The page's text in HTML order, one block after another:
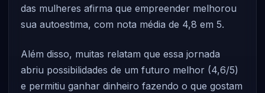
das mulheres afirma que empreender melhorou
sua autoestima, com nota média de 4,8 em 5.
Além disso, muitas relatam que essa jornada
abriu possibilidades de um futuro melhor (4,6/5)
e permitiu ganhar dinheiro fazendo o que gostam